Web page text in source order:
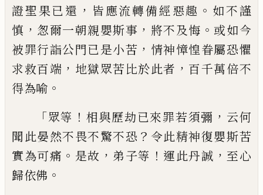
證聖果已還 ， 皆應流轉備經惡趣 。 如不謹
慎 ， 怱爾一朝親嬰斯事 ， 將不及悔 。 或如今
被罪行詣公門已是小苦 ， 情神慞惶眷屬恐懼
求救百端 ， 地獄眾苦比於此者 ， 百千萬倍不
得為喻 。
「眾等 ！ 相與歷劫已來罪若須彌 ， 云何
聞此晏然不畏不驚不恐 ？ 令此精神復嬰斯苦
實為可痛 。 是故 ， 弟子等 ！ 運此丹誠 ， 至心
歸依佛 。